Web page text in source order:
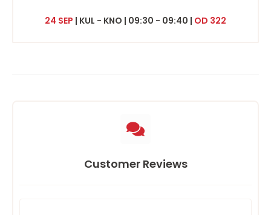
24 SEP | KUL - KNO | 09:30 - 09:40 | OD 322
Customer Reviews